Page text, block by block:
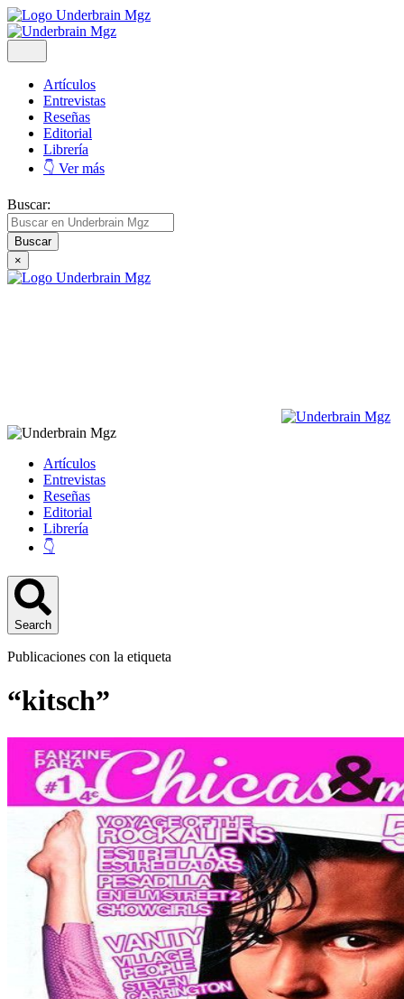
Artículos
Entrevistas
Reseñas
Editorial
Librería
👇 Ver más
Buscar:
×
Artículos
Entrevistas
Reseñas
Editorial
Librería
👇
Search
Publicaciones con la etiqueta
“kitsch”